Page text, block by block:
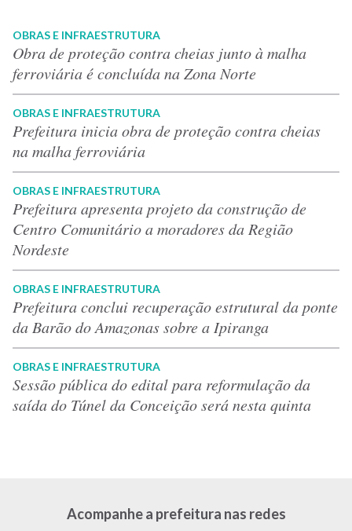
OBRAS E INFRAESTRUTURA
Obra de proteção contra cheias junto à malha
ferroviária é concluída na Zona Norte
OBRAS E INFRAESTRUTURA
Prefeitura inicia obra de proteção contra cheias
na malha ferroviária
OBRAS E INFRAESTRUTURA
Prefeitura apresenta projeto da construção de
Centro Comunitário a moradores da Região
Nordeste
OBRAS E INFRAESTRUTURA
Prefeitura conclui recuperação estrutural da ponte
da Barão do Amazonas sobre a Ipiranga
OBRAS E INFRAESTRUTURA
Sessão pública do edital para reformulação da
saída do Túnel da Conceição será nesta quinta
Acompanhe a prefeitura nas redes